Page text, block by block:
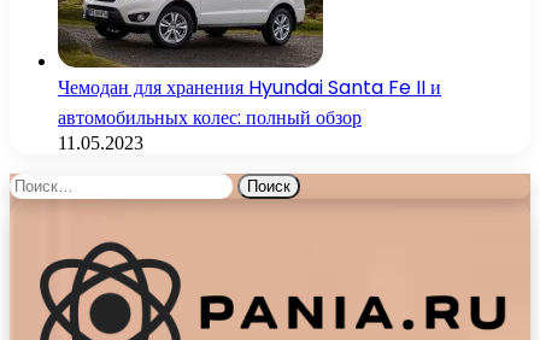
Чемодан для хранения Hyundai Santa Fe II и
автомобильных колес: полный обзор
11.05.2023
Найти: